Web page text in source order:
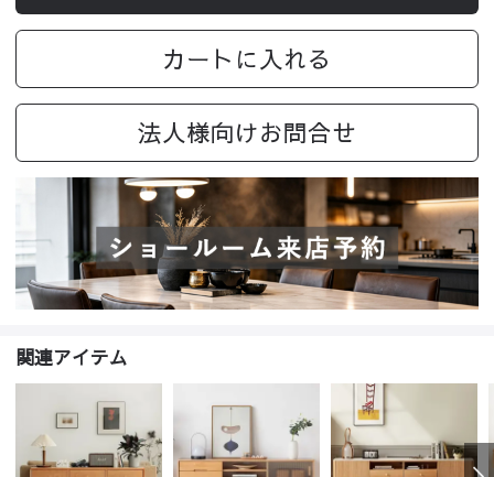
カートに入れる
法人様向けお問合せ
関連アイテム